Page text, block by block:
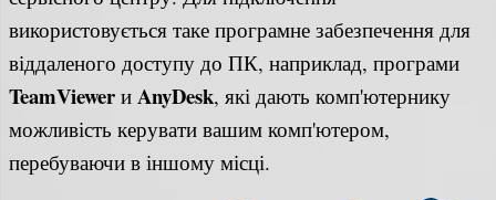
використовується таке програмне забезпечення для
віддаленого доступу до ПК, наприклад, програми
TeamViewer и AnyDesk, які дають комп'ютернику
можливість керувати вашим комп'ютером,
перебуваючи в іншому місці.